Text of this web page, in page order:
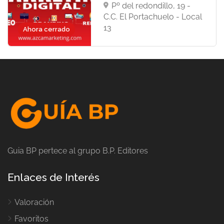
Ahora cerrado
Pº del redondillo, 19 -
C.C. El Portachuelo - Local
13
Guia BP pertece al grupo B.P. Editores
Enlaces de Interés
Valoración
Favoritos